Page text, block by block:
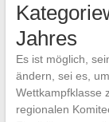
Jahres
Es ist möglich,
ändern, sei es,
Wettkampfklasse
regionalen